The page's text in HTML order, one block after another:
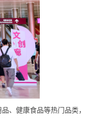
、健康食品等热门品类，